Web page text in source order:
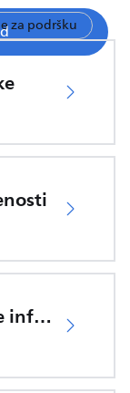
za podršku
Važne bezbednosne informacije